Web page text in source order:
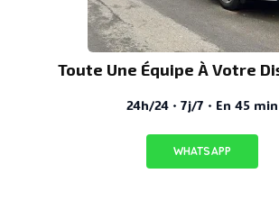
Toute Une Équipe À Votre
24h/24 · 7j/7 · En 45 min
WHATSAPP